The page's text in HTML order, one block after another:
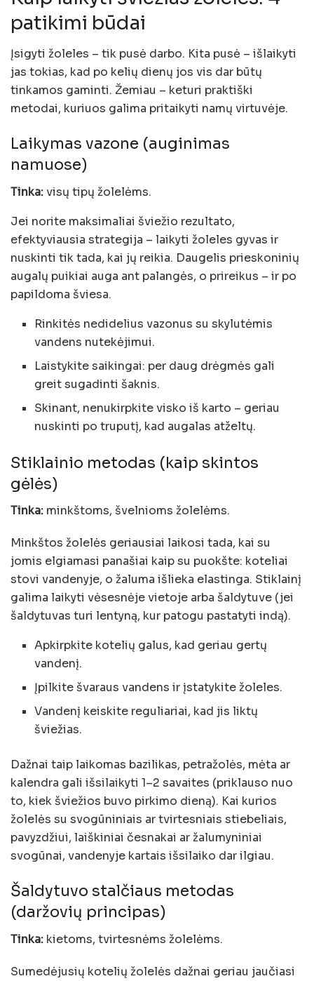
patikimi būdai
Įsigyti žoleles – tik pusė darbo. Kita pusė – išlaikyti
jas tokias, kad po kelių dienų jos vis dar būtų
tinkamos gaminti. Žemiau – keturi praktiški
metodai, kuriuos galima pritaikyti namų virtuvėje.
Laikymas vazone (auginimas
namuose)
Tinka:visų tipų žolelėms.
Jei norite maksimaliai šviežio rezultato,
efektyviausia strategija – laikyti žoleles gyvas ir
nuskinti tik tada, kai jų reikia. Daugelis prieskoninių
augalų puikiai auga ant palangės, o prireikus – ir po
papildoma šviesa.
Rinkitės nedidelius vazonus su skylutėmis
vandens nutekėjimui.
Laistykite saikingai: per daug drėgmės gali
greit sugadinti šaknis.
Skinant, nenukirpkite visko iš karto – geriau
nuskinti po truputį, kad augalas atželtų.
Stiklainio metodas (kaip skintos
gėlės)
Tinka: minkštoms, švelnioms žolelėms.
Minkštos žolelės geriausiai laikosi tada, kai su
jomis elgiamasi panašiai kaip su puokšte: koteliai
stovi vandenyje, o žaluma išlieka elastinga. Stiklainį
galima laikyti vėsesnėje vietoje arba šaldytuve (jei
šaldytuvas turi lentyną, kur patogu pastatyti indą).
Apkirpkite kotelių galus, kad geriau gertų
vandenį.
Įpilkite švaraus vandens ir įstatykite žoleles.
Vandenį keiskite reguliariai, kad jis liktų
šviežias.
Dažnai taip laikomas bazilikas, petražolės, mėta ar
kalendra gali išsilaikyti 1–2 savaites (priklauso nuo
to, kiek šviežios buvo pirkimo dieną). Kai kurios
žolelės su svogūniniais ar tvirtesniais stiebeliais,
pavyzdžiui, laiškiniai česnakai ar žalumyniniai
svogūnai, vandenyje kartais išsilaiko dar ilgiau.
Šaldytuvo stalčiaus metodas
(daržovių principas)
Tinka: kietoms, tvirtesnėms žolelėms.
Sumedėjusių kotelių žolelės dažnai geriau jaučiasi